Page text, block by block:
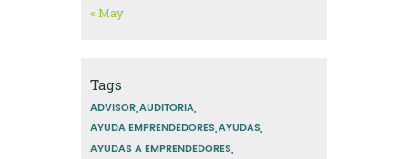
« May
Tags
ADVISOR AUDITORIA
AYUDA EMPRENDEDORES AYUDAS
AYUDAS A EMPRENDEDORES